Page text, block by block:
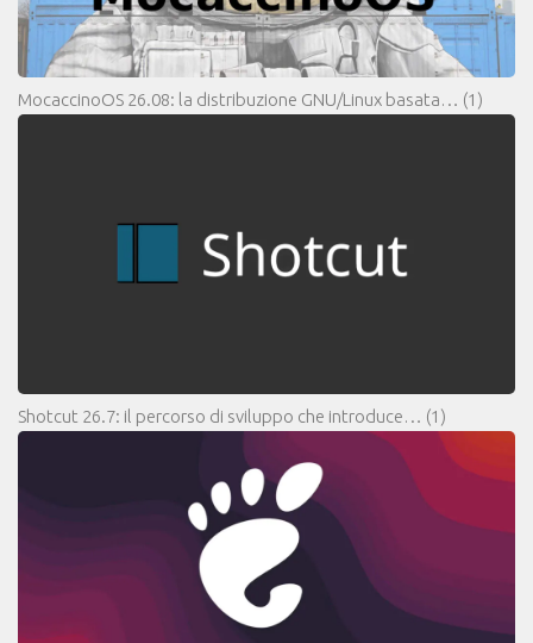
MocaccinoOS 26.08: la distribuzione GNU/Linux basata… (1)
Shotcut 26.7: il percorso di sviluppo che introduce… (1)